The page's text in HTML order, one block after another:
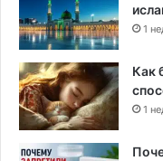
1
Как
1